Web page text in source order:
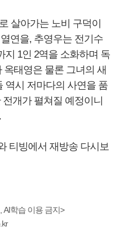
살아가는 노비 구덕이
연을, 추영우는 전기수
지 1인 2역을 소화하며 독
태영은 물론 그녀의 새
역시 저마다의 사연을 품
개가 펼쳐질 예정이니
티빙에서 재방송 다시보
학습 이용 금지>